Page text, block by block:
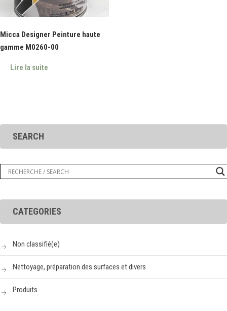
Micca Designer Peinture haute
gamme M0260-00
Lire la suite
SEARCH
CATEGORIES
Non classifié(e)
Nettoyage, préparation des surfaces et divers
Produits